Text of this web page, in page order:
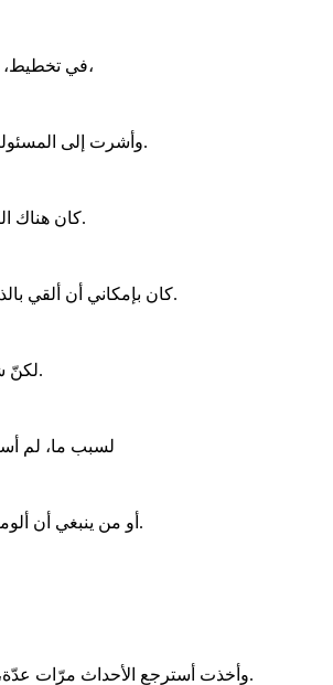
في تخطيط، وإعداد، وتنفيذ العملية،
وأشرت إلى المسئولين عن هذه الإخفاقات.
كان هناك الكثير من اللوم لنتبادله.
كان بإمكاني أن ألقي بالذنب على أشخاصٍ عدّة.
لكنّ شيئًا ما لم يكن صحيحًا.
لسبب ما، لم
أو من ينبغي أن ألومه تحديدًا على ما حدث.
وأخذت أسترجع الأحداث مرّات عدّة، وكافحت لأجد الإجابة.